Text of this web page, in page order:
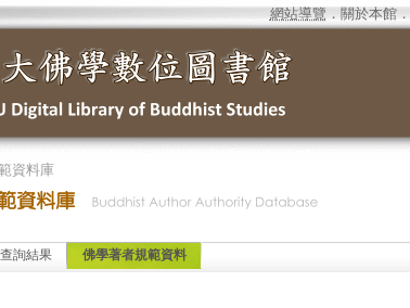
網站導覽 ． 關於本館．
資料庫
查詢結果 佛學著者規範資料